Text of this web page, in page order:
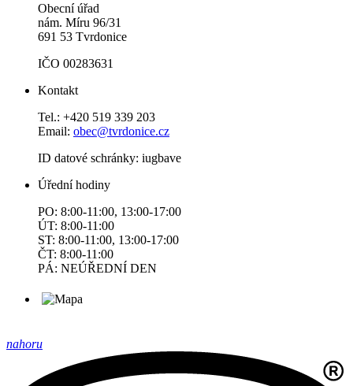
Obecní úřad
nám. Míru 96/31
691 53 Tvrdonice
IČO 00283631
Kontakt
Tel.: +420 519 339 203
Email: obec@tvrdonice.cz
ID datové schránky: iugbave
Úřední hodiny
PO: 8:00-11:00, 13:00-17:00
ÚT: 8:00-11:00
ST: 8:00-11:00, 13:00-17:00
ČT: 8:00-11:00
PÁ: NEÚŘEDNÍ DEN
nahoru